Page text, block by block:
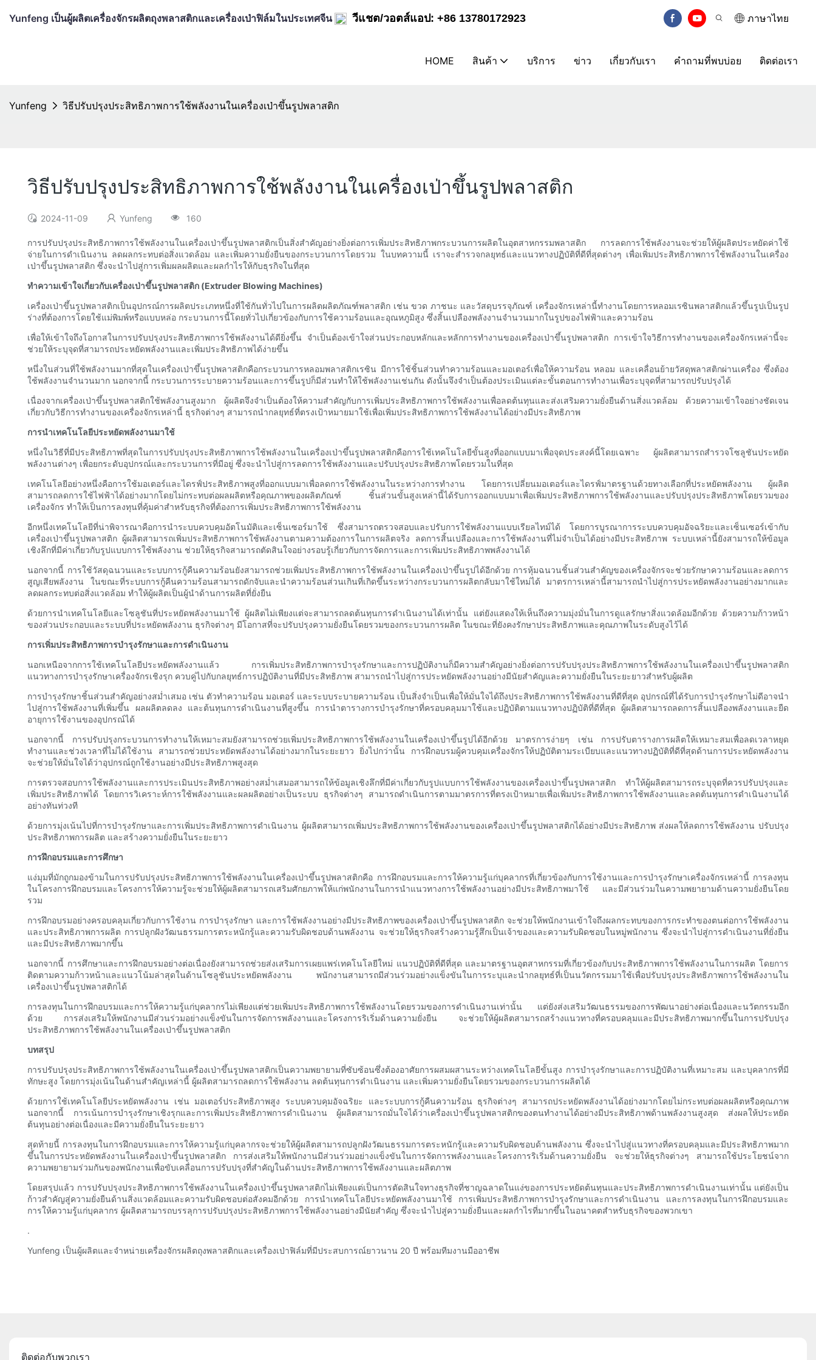
Yunfeng เป็นผู้ผลิตเครื่องจักรผลิตถุงพลาสติกและเครื่องเป่าฟิล์มในประเทศจีน วีแชต/วอตส์แอป: +86 13780172923 ภาษาไทย
HOME สินค้า บริการ ข่าว เกี่ยวกับเรา คำถามที่พบบ่อย ติดต่อเรา
Yunfeng วิธีปรับปรุงประสิทธิภาพการใช้พลังงานในเครื่องเป่าขึ้นรูปพลาสติก
วิธีปรับปรุงประสิทธิภาพการใช้พลังงานในเครื่องเป่าขึ้นรูปพลาสติก
2024-11-09 Yunfeng 160
การปรับปรุงประสิทธิภาพการใช้พลังงานในเครื่องเป่าขึ้นรูปพลาสติกเป็นสิ่งสำคัญอย่างยิ่งต่อการเพิ่มประสิทธิภาพกระบวนการผลิตในอุตสาหกรรมพลาสติก การลดการใช้พลังงานจะช่วยให้ผู้ผลิตประหยัดค่าใช้
จ่ายในการดำเนินงาน ลดผลกระทบต่อสิ่งแวดล้อม และเพิ่มความยั่งยืนของกระบวนการโดยรวม ในบทความนี้ เราจะสำรวจกลยุทธ์และแนวทางปฏิบัติที่ดีที่สุดต่างๆ เพื่อเพิ่มประสิทธิภาพการใช้พลังงานในเครื่อง
เป่าขึ้นรูปพลาสติก ซึ่งจะนำไปสู่การเพิ่มผลผลิตและผลกำไรให้กับธุรกิจในที่สุด
ทำความเข้าใจเกี่ยวกับเครื่องเป่าขึ้นรูปพลาสติก (Extruder Blowing Machines)
เครื่องเป่าขึ้นรูปพลาสติกเป็นอุปกรณ์การผลิตประเภทหนึ่งที่ใช้กันทั่วไปในการผลิตผลิตภัณฑ์พลาสติก เช่น ขวด ภาชนะ และวัสดุบรรจุภัณฑ์ เครื่องจักรเหล่านี้ทำงานโดยการหลอมเรซินพลาสติกแล้วขึ้นรูปเป็นรูป
ร่างที่ต้องการโดยใช้แม่พิมพ์หรือแบบหล่อ กระบวนการนี้โดยทั่วไปเกี่ยวข้องกับการใช้ความร้อนและอุณหภูมิสูง ซึ่งสิ้นเปลืองพลังงานจำนวนมากในรูปของไฟฟ้าและความร้อน
เพื่อให้เข้าใจถึงโอกาสในการปรับปรุงประสิทธิภาพการใช้พลังงานได้ดียิ่งขึ้น จำเป็นต้องเข้าใจส่วนประกอบหลักและหลักการทำงานของเครื่องเป่าขึ้นรูปพลาสติก การเข้าใจวิธีการทำงานของเครื่องจักรเหล่านี้จะ
ช่วยให้ระบุจุดที่สามารถประหยัดพลังงานและเพิ่มประสิทธิภาพได้ง่ายขึ้น
หนึ่งในส่วนที่ใช้พลังงานมากที่สุดในเครื่องเป่าขึ้นรูปพลาสติกคือกระบวนการหลอมพลาสติกเรซิน มีการใช้ชิ้นส่วนทำความร้อนและมอเตอร์เพื่อให้ความร้อน หลอม และเคลื่อนย้ายวัสดุพลาสติกผ่านเครื่อง ซึ่งต้อง
ใช้พลังงานจำนวนมาก นอกจากนี้ กระบวนการระบายความร้อนและการขึ้นรูปก็มีส่วนทำให้ใช้พลังงานเช่นกัน ดังนั้นจึงจำเป็นต้องประเมินแต่ละขั้นตอนการทำงานเพื่อระบุจุดที่สามารถปรับปรุงได้
เนื่องจากเครื่องเป่าขึ้นรูปพลาสติกใช้พลังงานสูงมาก ผู้ผลิตจึงจำเป็นต้องให้ความสำคัญกับการเพิ่มประสิทธิภาพการใช้พลังงานเพื่อลดต้นทุนและส่งเสริมความยั่งยืนด้านสิ่งแวดล้อม ด้วยความเข้าใจอย่างชัดเจน
เกี่ยวกับวิธีการทำงานของเครื่องจักรเหล่านี้ ธุรกิจต่างๆ สามารถนำกลยุทธ์ที่ตรงเป้าหมายมาใช้เพื่อเพิ่มประสิทธิภาพการใช้พลังงานได้อย่างมีประสิทธิภาพ
การนำเทคโนโลยีประหยัดพลังงานมาใช้
หนึ่งในวิธีที่มีประสิทธิภาพที่สุดในการปรับปรุงประสิทธิภาพการใช้พลังงานในเครื่องเป่าขึ้นรูปพลาสติกคือการใช้เทคโนโลยีขั้นสูงที่ออกแบบมาเพื่อจุดประสงค์นี้โดยเฉพาะ ผู้ผลิตสามารถสำรวจโซลูชันประหยัด
พลังงานต่างๆ เพื่อยกระดับอุปกรณ์และกระบวนการที่มีอยู่ ซึ่งจะนำไปสู่การลดการใช้พลังงานและปรับปรุงประสิทธิภาพโดยรวมในที่สุด
เทคโนโลยีอย่างหนึ่งคือการใช้มอเตอร์และไดรฟ์ประสิทธิภาพสูงที่ออกแบบมาเพื่อลดการใช้พลังงานในระหว่างการทำงาน โดยการเปลี่ยนมอเตอร์และไดรฟ์มาตรฐานด้วยทางเลือกที่ประหยัดพลังงาน ผู้ผลิต
สามารถลดการใช้ไฟฟ้าได้อย่างมากโดยไม่กระทบต่อผลผลิตหรือคุณภาพของผลิตภัณฑ์ ชิ้นส่วนขั้นสูงเหล่านี้ได้รับการออกแบบมาเพื่อเพิ่มประสิทธิภาพการใช้พลังงานและปรับปรุงประสิทธิภาพโดยรวมของ
เครื่องจักร ทำให้เป็นการลงทุนที่คุ้มค่าสำหรับธุรกิจที่ต้องการเพิ่มประสิทธิภาพการใช้พลังงาน
อีกหนึ่งเทคโนโลยีที่น่าพิจารณาคือการนำระบบควบคุมอัตโนมัติและเซ็นเซอร์มาใช้ ซึ่งสามารถตรวจสอบและปรับการใช้พลังงานแบบเรียลไทม์ได้ โดยการบูรณาการระบบควบคุมอัจฉริยะและเซ็นเซอร์เข้ากับ
เครื่องเป่าขึ้นรูปพลาสติก ผู้ผลิตสามารถเพิ่มประสิทธิภาพการใช้พลังงานตามความต้องการในการผลิตจริง ลดการสิ้นเปลืองและการใช้พลังงานที่ไม่จำเป็นได้อย่างมีประสิทธิภาพ ระบบเหล่านี้ยังสามารถให้ข้อมูล
เชิงลึกที่มีค่าเกี่ยวกับรูปแบบการใช้พลังงาน ช่วยให้ธุรกิจสามารถตัดสินใจอย่างรอบรู้เกี่ยวกับการจัดการและการเพิ่มประสิทธิภาพพลังงานได้
นอกจากนี้ การใช้วัสดุฉนวนและระบบการกู้คืนความร้อนยังสามารถช่วยเพิ่มประสิทธิภาพการใช้พลังงานในเครื่องเป่าขึ้นรูปได้อีกด้วย การหุ้มฉนวนชิ้นส่วนสำคัญของเครื่องจักรจะช่วยรักษาความร้อนและลดการ
สูญเสียพลังงาน ในขณะที่ระบบการกู้คืนความร้อนสามารถดักจับและนำความร้อนส่วนเกินที่เกิดขึ้นระหว่างกระบวนการผลิตกลับมาใช้ใหม่ได้ มาตรการเหล่านี้สามารถนำไปสู่การประหยัดพลังงานอย่างมากและ
ลดผลกระทบต่อสิ่งแวดล้อม ทำให้ผู้ผลิตเป็นผู้นำด้านการผลิตที่ยั่งยืน
ด้วยการนำเทคโนโลยีและโซลูชันที่ประหยัดพลังงานมาใช้ ผู้ผลิตไม่เพียงแต่จะสามารถลดต้นทุนการดำเนินงานได้เท่านั้น แต่ยังแสดงให้เห็นถึงความมุ่งมั่นในการดูแลรักษาสิ่งแวดล้อมอีกด้วย ด้วยความก้าวหน้า
ของส่วนประกอบและระบบที่ประหยัดพลังงาน ธุรกิจต่างๆ มีโอกาสที่จะปรับปรุงความยั่งยืนโดยรวมของกระบวนการผลิต ในขณะที่ยังคงรักษาประสิทธิภาพและคุณภาพในระดับสูงไว้ได้
การเพิ่มประสิทธิภาพการบำรุงรักษาและการดำเนินงาน
นอกเหนือจากการใช้เทคโนโลยีประหยัดพลังงานแล้ว การเพิ่มประสิทธิภาพการบำรุงรักษาและการปฏิบัติงานก็มีความสำคัญอย่างยิ่งต่อการปรับปรุงประสิทธิภาพการใช้พลังงานในเครื่องเป่าขึ้นรูปพลาสติก
แนวทางการบำรุงรักษาเครื่องจักรเชิงรุก ควบคู่ไปกับกลยุทธ์การปฏิบัติงานที่มีประสิทธิภาพ สามารถนำไปสู่การประหยัดพลังงานอย่างมีนัยสำคัญและความยั่งยืนในระยะยาวสำหรับผู้ผลิต
การบำรุงรักษาชิ้นส่วนสำคัญอย่างสม่ำเสมอ เช่น ตัวทำความร้อน มอเตอร์ และระบบระบายความร้อน เป็นสิ่งจำเป็นเพื่อให้มั่นใจได้ถึงประสิทธิภาพการใช้พลังงานที่ดีที่สุด อุปกรณ์ที่ได้รับการบำรุงรักษาไม่ดีอาจนำ
ไปสู่การใช้พลังงานที่เพิ่มขึ้น ผลผลิตลดลง และต้นทุนการดำเนินงานที่สูงขึ้น การนำตารางการบำรุงรักษาที่ครอบคลุมมาใช้และปฏิบัติตามแนวทางปฏิบัติที่ดีที่สุด ผู้ผลิตสามารถลดการสิ้นเปลืองพลังงานและยืด
อายุการใช้งานของอุปกรณ์ได้
นอกจากนี้ การปรับปรุงกระบวนการทำงานให้เหมาะสมยังสามารถช่วยเพิ่มประสิทธิภาพการใช้พลังงานในเครื่องเป่าขึ้นรูปได้อีกด้วย มาตรการง่ายๆ เช่น การปรับตารางการผลิตให้เหมาะสมเพื่อลดเวลาหยุด
ทำงานและช่วงเวลาที่ไม่ได้ใช้งาน สามารถช่วยประหยัดพลังงานได้อย่างมากในระยะยาว ยิ่งไปกว่านั้น การฝึกอบรมผู้ควบคุมเครื่องจักรให้ปฏิบัติตามระเบียบและแนวทางปฏิบัติที่ดีที่สุดด้านการประหยัดพลังงาน
จะช่วยให้มั่นใจได้ว่าอุปกรณ์ถูกใช้งานอย่างมีประสิทธิภาพสูงสุด
การตรวจสอบการใช้พลังงานและการประเมินประสิทธิภาพอย่างสม่ำเสมอสามารถให้ข้อมูลเชิงลึกที่มีค่าเกี่ยวกับรูปแบบการใช้พลังงานของเครื่องเป่าขึ้นรูปพลาสติก ทำให้ผู้ผลิตสามารถระบุจุดที่ควรปรับปรุงและ
เพิ่มประสิทธิภาพได้ โดยการวิเคราะห์การใช้พลังงานและผลผลิตอย่างเป็นระบบ ธุรกิจต่างๆ สามารถดำเนินการตามมาตรการที่ตรงเป้าหมายเพื่อเพิ่มประสิทธิภาพการใช้พลังงานและลดต้นทุนการดำเนินงานได้
อย่างทันท่วงที
ด้วยการมุ่งเน้นไปที่การบำรุงรักษาและการเพิ่มประสิทธิภาพการดำเนินงาน ผู้ผลิตสามารถเพิ่มประสิทธิภาพการใช้พลังงานของเครื่องเป่าขึ้นรูปพลาสติกได้อย่างมีประสิทธิภาพ ส่งผลให้ลดการใช้พลังงาน ปรับปรุง
ประสิทธิภาพการผลิต และสร้างความยั่งยืนในระยะยาว
การฝึกอบรมและการศึกษา
แง่มุมที่มักถูกมองข้ามในการปรับปรุงประสิทธิภาพการใช้พลังงานในเครื่องเป่าขึ้นรูปพลาสติกคือ การฝึกอบรมและการให้ความรู้แก่บุคลากรที่เกี่ยวข้องกับการใช้งานและการบำรุงรักษาเครื่องจักรเหล่านี้ การลงทุน
ในโครงการฝึกอบรมและโครงการให้ความรู้จะช่วยให้ผู้ผลิตสามารถเสริมศักยภาพให้แก่พนักงานในการนำแนวทางการใช้พลังงานอย่างมีประสิทธิภาพมาใช้ และมีส่วนร่วมในความพยายามด้านความยั่งยืนโดย
รวม
การฝึกอบรมอย่างครอบคลุมเกี่ยวกับการใช้งาน การบำรุงรักษา และการใช้พลังงานอย่างมีประสิทธิภาพของเครื่องเป่าขึ้นรูปพลาสติก จะช่วยให้พนักงานเข้าใจถึงผลกระทบของการกระทำของตนต่อการใช้พลังงาน
และประสิทธิภาพการผลิต การปลูกฝังวัฒนธรรมการตระหนักรู้และความรับผิดชอบด้านพลังงาน จะช่วยให้ธุรกิจสร้างความรู้สึกเป็นเจ้าของและความรับผิดชอบในหมู่พนักงาน ซึ่งจะนำไปสู่การดำเนินงานที่ยั่งยืน
และมีประสิทธิภาพมากขึ้น
นอกจากนี้ การศึกษาและการฝึกอบรมอย่างต่อเนื่องยังสามารถช่วยส่งเสริมการเผยแพร่เทคโนโลยีใหม่ แนวปฏิบัติที่ดีที่สุด และมาตรฐานอุตสาหกรรมที่เกี่ยวข้องกับประสิทธิภาพการใช้พลังงานในการผลิต โดยการ
ติดตามความก้าวหน้าและแนวโน้มล่าสุดในด้านโซลูชันประหยัดพลังงาน พนักงานสามารถมีส่วนร่วมอย่างแข็งขันในการระบุและนำกลยุทธ์ที่เป็นนวัตกรรมมาใช้เพื่อปรับปรุงประสิทธิภาพการใช้พลังงานใน
เครื่องเป่าขึ้นรูปพลาสติกได้
การลงทุนในการฝึกอบรมและการให้ความรู้แก่บุคลากรไม่เพียงแต่ช่วยเพิ่มประสิทธิภาพการใช้พลังงานโดยรวมของการดำเนินงานเท่านั้น แต่ยังส่งเสริมวัฒนธรรมของการพัฒนาอย่างต่อเนื่องและนวัตกรรมอีก
ด้วย การส่งเสริมให้พนักงานมีส่วนร่วมอย่างแข็งขันในการจัดการพลังงานและโครงการริเริ่มด้านความยั่งยืน จะช่วยให้ผู้ผลิตสามารถสร้างแนวทางที่ครอบคลุมและมีประสิทธิภาพมากขึ้นในการปรับปรุง
ประสิทธิภาพการใช้พลังงานในเครื่องเป่าขึ้นรูปพลาสติก
บทสรุป
การปรับปรุงประสิทธิภาพการใช้พลังงานในเครื่องเป่าขึ้นรูปพลาสติกเป็นความพยายามที่ซับซ้อนซึ่งต้องอาศัยการผสมผสานระหว่างเทคโนโลยีขั้นสูง การบำรุงรักษาและการปฏิบัติงานที่เหมาะสม และบุคลากรที่มี
ทักษะสูง โดยการมุ่งเน้นในด้านสำคัญเหล่านี้ ผู้ผลิตสามารถลดการใช้พลังงาน ลดต้นทุนการดำเนินงาน และเพิ่มความยั่งยืนโดยรวมของกระบวนการผลิตได้
ด้วยการใช้เทคโนโลยีประหยัดพลังงาน เช่น มอเตอร์ประสิทธิภาพสูง ระบบควบคุมอัจฉริยะ และระบบการกู้คืนความร้อน ธุรกิจต่างๆ สามารถประหยัดพลังงานได้อย่างมากโดยไม่กระทบต่อผลผลิตหรือคุณภาพ
นอกจากนี้ การเน้นการบำรุงรักษาเชิงรุกและการเพิ่มประสิทธิภาพการดำเนินงาน ผู้ผลิตสามารถมั่นใจได้ว่าเครื่องเป่าขึ้นรูปพลาสติกของตนทำงานได้อย่างมีประสิทธิภาพด้านพลังงานสูงสุด ส่งผลให้ประหยัด
ต้นทุนอย่างต่อเนื่องและมีความยั่งยืนในระยะยาว
สุดท้ายนี้ การลงทุนในการฝึกอบรมและการให้ความรู้แก่บุคลากรจะช่วยให้ผู้ผลิตสามารถปลูกฝังวัฒนธรรมการตระหนักรู้และความรับผิดชอบด้านพลังงาน ซึ่งจะนำไปสู่แนวทางที่ครอบคลุมและมีประสิทธิภาพมาก
ขึ้นในการประหยัดพลังงานในเครื่องเป่าขึ้นรูปพลาสติก การส่งเสริมให้พนักงานมีส่วนร่วมอย่างแข็งขันในการจัดการพลังงานและโครงการริเริ่มด้านความยั่งยืน จะช่วยให้ธุรกิจต่างๆ สามารถใช้ประโยชน์จาก
ความพยายามร่วมกันของพนักงานเพื่อขับเคลื่อนการปรับปรุงที่สำคัญในด้านประสิทธิภาพการใช้พลังงานและผลิตภาพ
โดยสรุปแล้ว การปรับปรุงประสิทธิภาพการใช้พลังงานในเครื่องเป่าขึ้นรูปพลาสติกไม่เพียงแต่เป็นการตัดสินใจทางธุรกิจที่ชาญฉลาดในแง่ของการประหยัดต้นทุนและประสิทธิภาพการดำเนินงานเท่านั้น แต่ยังเป็น
ก้าวสำคัญสู่ความยั่งยืนด้านสิ่งแวดล้อมและความรับผิดชอบต่อสังคมอีกด้วย การนำเทคโนโลยีประหยัดพลังงานมาใช้ การเพิ่มประสิทธิภาพการบำรุงรักษาและการดำเนินงาน และการลงทุนในการฝึกอบรมและ
การให้ความรู้แก่บุคลากร ผู้ผลิตสามารถบรรลุการปรับปรุงประสิทธิภาพการใช้พลังงานอย่างมีนัยสำคัญ ซึ่งจะนำไปสู่ความยั่งยืนและผลกำไรที่มากขึ้นในอนาคตสำหรับธุรกิจของพวกเขา
.
Yunfeng เป็นผู้ผลิตและจำหน่ายเครื่องจักรผลิตถุงพลาสติกและเครื่องเป่าฟิล์มที่มีประสบการณ์ยาวนาน 20 ปี พร้อมทีมงานมืออาชีพ
ติดต่อกับพวกเรา